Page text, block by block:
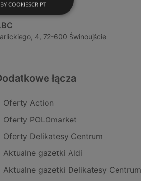
4, 72-600 Świnoujście
łącza
Oferty Action
Oferty POLOmarket
Oferty Delikatesy Centrum
Aktualne gazetki Aldi
Aktualne gazetki Delikatesy Centrum
COOKIESCRIPT